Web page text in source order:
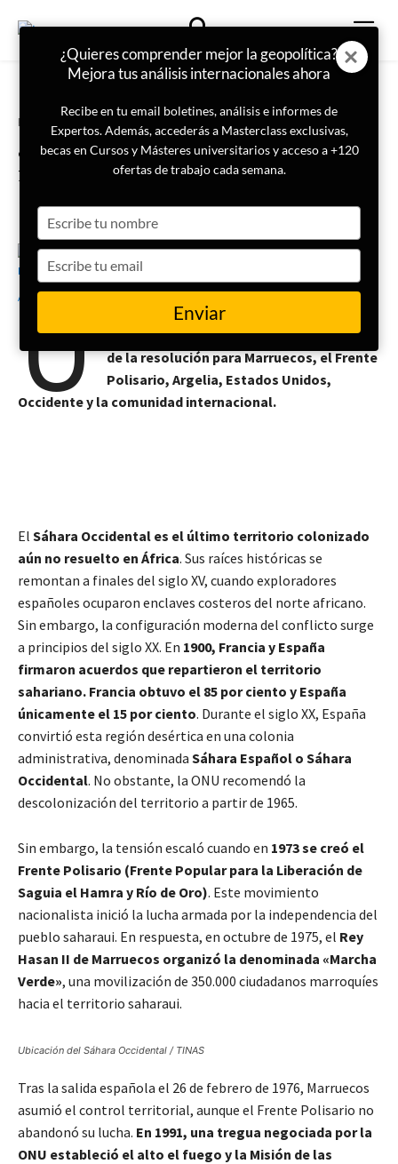
Portada
¿Qué implicaciones tiene la
resolución de la ONU sobre el
Rubén Asenjo
U
Te explicamos las consecuencias
diplomáticas, económicas y estratégicas
de la resolución para Marruecos, el Frente
Polisario, Argelia, Estados Unidos,
Occidente y la comunidad internacional.
El Sáhara Occidental es el último territorio colonizado
aún no resuelto en África. Sus raíces históricas se
remontan a finales del siglo XV, cuando exploradores
españoles ocuparon enclaves costeros del norte africano.
Sin embargo, la configuración moderna del conflicto surge
a principios del siglo XX. En 1900, Francia y España
firmaron acuerdos que repartieron el territorio
sahariano. Francia obtuvo el 85 por ciento y España
únicamente el 15 por ciento. Durante el siglo XX, España
convirtió esta región desértica en una colonia
administrativa, denominada Sáhara Español o Sáhara
Occidental. No obstante, la ONU recomendó la
descolonización del territorio a partir de 1965.
Sin embargo, la tensión escaló cuando en 1973 se creó el
Frente Polisario (Frente Popular para la Liberación de
Saguia el Hamra y Río de Oro). Este movimiento
nacionalista inició la lucha armada por la independencia del
pueblo saharaui. En respuesta, en octubre de 1975, el Rey
Hasan II de Marruecos organizó la denominada «Marcha
Verde», una movilización de 350.000 ciudadanos marroquíes
hacia el territorio saharaui.
Ubicación del Sáhara Occidental / TINAS
Tras la salida española el 26 de febrero de 1976, Marruecos
asumió el control territorial, aunque el Frente Polisario no
abandonó su lucha. En 1991, una tregua negociada por la
ONU estableció el alto el fuego y la Misión de las
¿Quieres comprender mejor la geopolítica?
Mejora tus análisis internacionales ahora
Recibe en tu email boletines, análisis e informes de
Expertos. Además, accederás a Masterclass exclusivas,
becas en Cursos y Másteres universitarios y acceso a +120
ofertas de trabajo cada semana.
your
name
your
email
Enviar